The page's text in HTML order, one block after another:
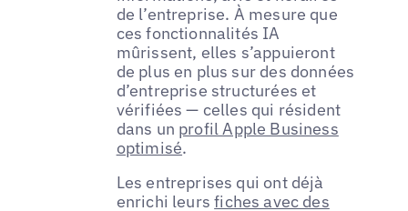
de l’entreprise. À mesure que
ces fonctionnalités IA
mûrissent, elles s’appuieront
de plus en plus sur des données
d’entreprise structurées et
vérifiées — celles qui résident
dans un profil Apple Business
optimisé.
Les entreprises qui ont déjà
enrichi leursfiches avec des